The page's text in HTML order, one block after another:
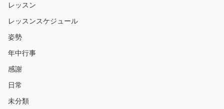
レッスン
レッスンスケジュール
姿勢
年中行事
感謝
日常
未分類